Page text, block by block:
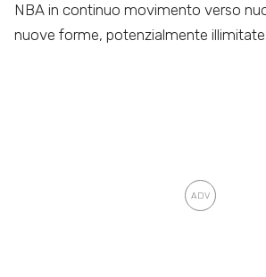
NBA in continuo movimento verso
nuove forme, potenzialmente illimitate.